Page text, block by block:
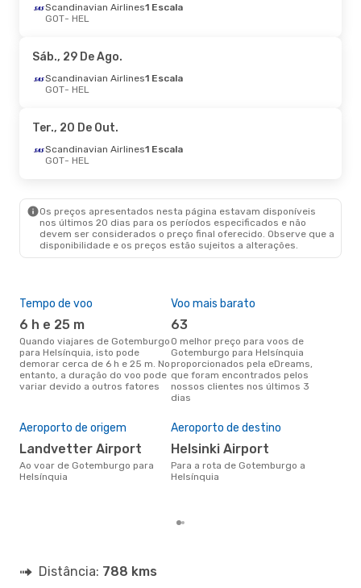
Qui., 27 De Ago.- Sex., 28 De Ago.
Scandinavian Airlines
HEL - GOT
Scandinavian Airlines1 Escala
GOT- HEL
Sáb., 29 De Ago.
Scandinavian Airlines1 Escala
GOT- HEL
Ter., 20 De Out.
Scandinavian Airlines1 Escala
GOT- HEL
Os preços apresentados nesta página estavam disponíveis
nos últimos 20 dias para os períodos especificados e não
devem ser considerados o preço final oferecido. Observe que a
disponibilidade e os preços estão sujeitos a alterações.
Tempo de voo
6 h e 25 m
Quando viajares de Gotemburgo
para Helsínquia, isto pode
demorar cerca de 6 h e 25 m. No
entanto, a duração do voo pode
variar devido a outros fatores
Voo mais barato
63
O melhor preço para voos de
Gotemburgo para Helsínquia
proporcionados pela eDreams,
que foram encontrados pelos
nossos clientes nos últimos 3
dias
Aeroporto de origem
Landvetter Airport
Ao voar de Gotemburgo para
Helsínquia
Aeroporto de destino
Helsinki Airport
Para a rota de Gotemburgo a
Helsínquia
Distância: 788 kms